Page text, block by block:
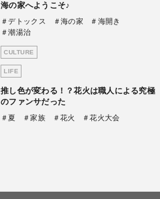
海の家へようこそ♪
＃デトックス ＃海の家
＃海開き
＃潮湯治
CULTURE
LIFE
推し色が変わる！？花火は職人による究極
のファンサだった
＃夏 ＃家族 ＃花火 ＃花火大会